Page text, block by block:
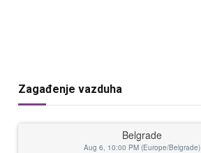
Zagađenje vazduha
Belgrade
Aug 6, 10:00 PM (Europe/Belgrade)